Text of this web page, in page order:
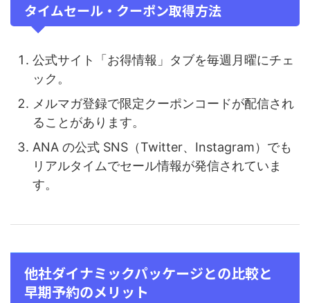
タイムセール・クーポン取得方法
公式サイト「お得情報」タブを毎週月曜にチェ
ック。
メルマガ登録で限定クーポンコードが配信され
ることがあります。
ANA の公式 SNS（Twitter、Instagram）でも
リアルタイムでセール情報が発信されていま
す。
他社ダイナミックパッケージとの比較と
早期予約のメリット